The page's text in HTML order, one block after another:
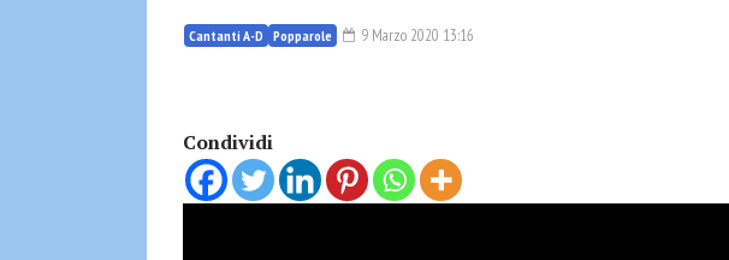
Cantanti A-D Popparole 9 Marzo 2020 13:16
Condividi